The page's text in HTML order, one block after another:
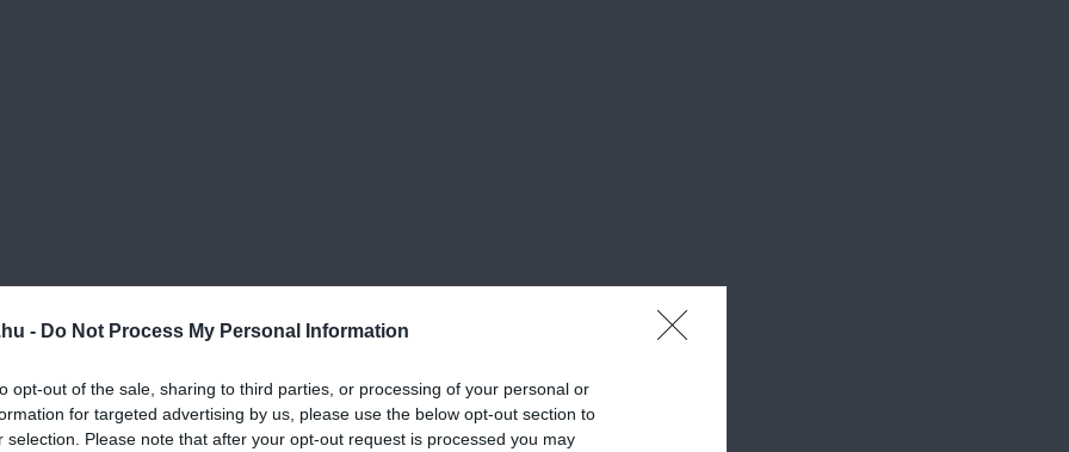
- Do Not Process My Personal Information
opt-out of the sale, sharing to third parties, or processing of your personal or
for targeted advertising by us, please use the below opt-out section to
selection. Please note that after your opt-out request is processed you may